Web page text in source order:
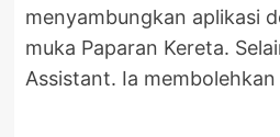
menyambungkan aplikasi
muka Paparan Kereta.
Assistant. Ia